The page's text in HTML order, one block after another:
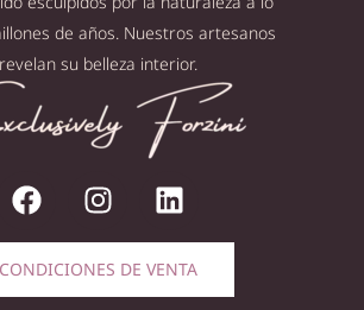
de años. Nuestros artesanos
revelan su belleza interior.
CONDICIONES DE VENTA